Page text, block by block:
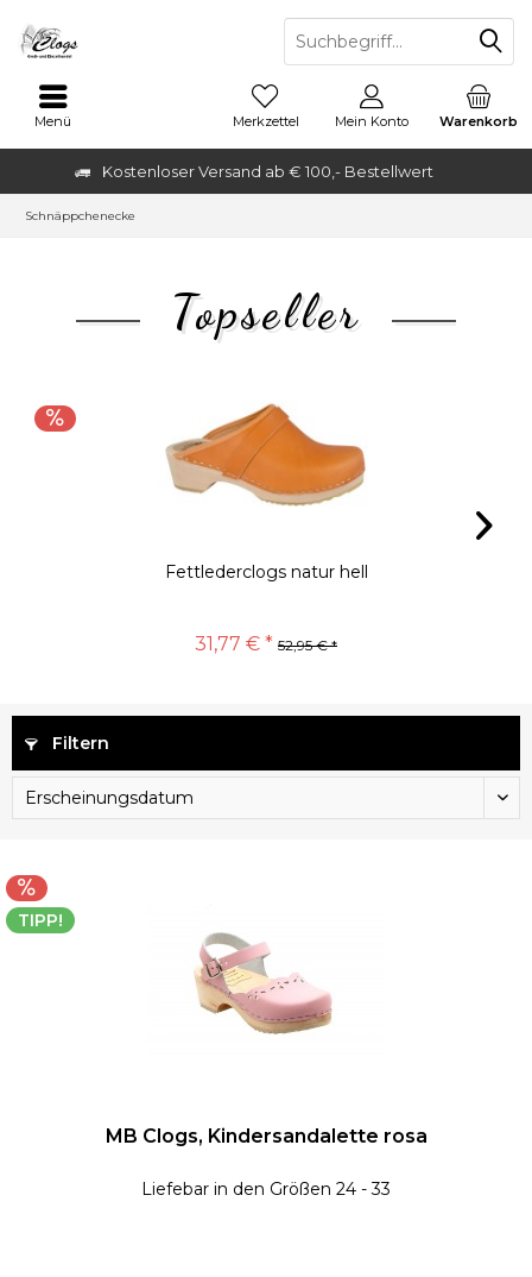
Kostenloser Versand ab € 100,- Bestellwert
Menü Warenkorb
Merkzettel Mein Konto
Schnäppchenecke
Topseller
Fettlederclogs natur hell
31,77 € * 52,95 € *
Filtern
TIPP!
MB Clogs, Kindersandalette rosa
Liefebar in den Größen 24 - 33